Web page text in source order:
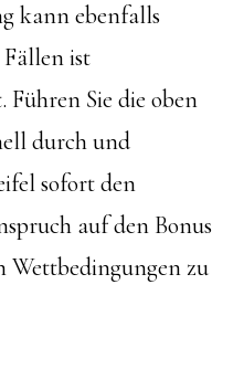
kann ebenfalls
ist
Sie die oben
durch und
sofort den
auf den Bonus
Wettbedingungen zu